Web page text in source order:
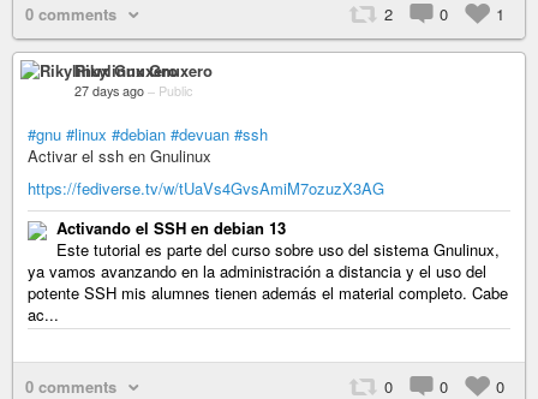
0 comments 2 0 1
Rikylinux Gnuxero
27 days ago – Public
#gnu #linux #debian #devuan #ssh
Activar el ssh en Gnulinux
https://fediverse.tv/w/tUaVs4GvsAmiM7ozuzX3AG
Activando el SSH en debian 13
Este tutorial es parte del curso sobre uso del sistema Gnulinux,
ya vamos avanzando en la administración a distancia y el uso del
potente SSH mis alumnes tienen además el material completo. Cabe
ac...
0 comments 0 0 0